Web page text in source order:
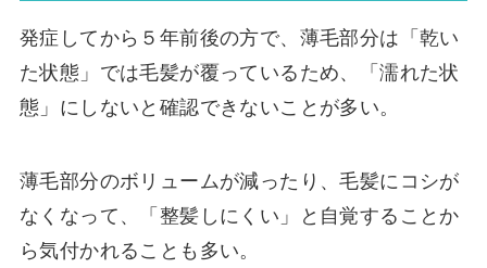
発症してから５年前後の方で、薄毛部分は「乾い
た状態」では毛髪が覆っているため、「濡れた状
態」にしないと確認できないことが多い。
薄毛部分のボリュームが減ったり、毛髪にコシが
なくなって、「整髪しにくい」と自覚することか
ら気付かれることも多い。